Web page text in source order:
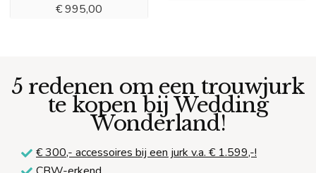
€995,00
5 redenen om een trouwjurk
te kopen bij Wedding
Wonderland!
€ 300,- accessoires bij een jurk v.a. € 1.599,-!